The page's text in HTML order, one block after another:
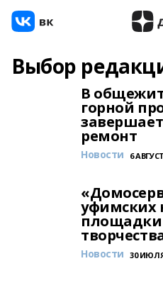
Выбор
В
горной
ремонт
Новости 6
уфимских
Новости 30 ИЮЛЯ